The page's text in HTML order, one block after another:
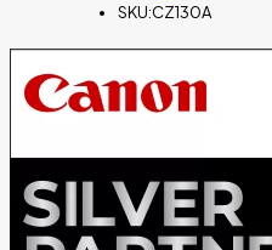
SKU:CZ130A